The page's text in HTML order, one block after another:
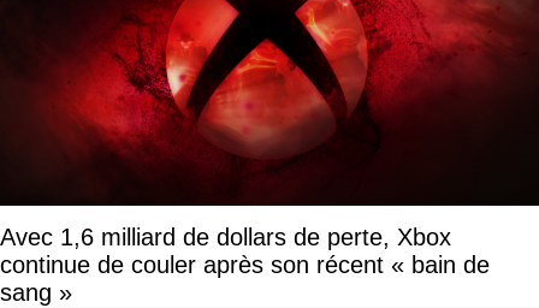
Avec 1,6 milliard de dollars de perte, Xbox
continue de couler après son récent « bain de
sang »